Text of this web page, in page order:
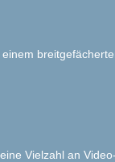
Vielzahl an